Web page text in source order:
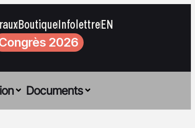
BoutiqueInfolettreEN
2026
Documents